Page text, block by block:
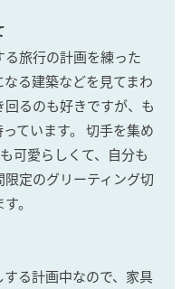
旅行の計画を練った
る建築などを見てまわ
回るのも好きですが、も
ています。 切手を集め
可愛らしくて、自分も
定のグリーティング切
。
る計画中なので、家具